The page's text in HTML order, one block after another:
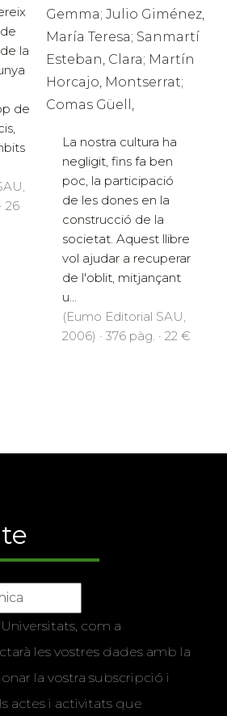
la
de
26
Gemma; Julio Giménez,
María Teresa; Sanmartí
Esteban, Clara; Martín
Horcajo, Montserrat;
Comas Güell,
La nostra cultura ha
negligit, fins fa ben
poc, la participació
de les dones en la
construcció de la
societat. Aquest llibre
vol ajudar a recuperar
de l'oblit, mitjançant
u...
(Eumo Editorial SAU,
2006) · 376 pàg. · 22 €
com a
les vostres dades amb la
la vostra subscripció i
actes i activitats que